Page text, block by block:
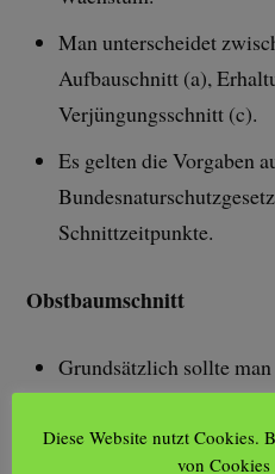
Man unterscheidet
Aufbauschnitt (a),
Verjüngungsschnitt (c).
Es gelten die Vorgaben
Schnittzeitpunkte.
Obstbaumschnitt
Grundsätzlich sollte
Licht und Luft sollten
erreichen. So trocknet
Diese Website nutzt Cookies.
von